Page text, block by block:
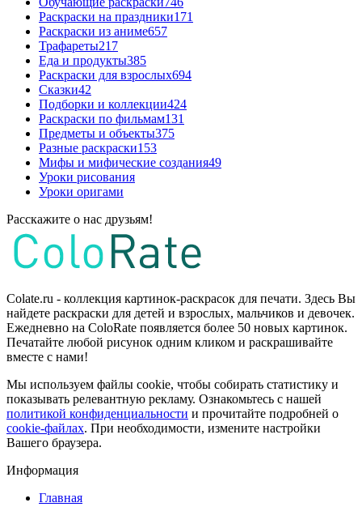
Раскраски на праздники171
Раскраски из аниме657
Трафареты217
Еда и продукты385
Раскраски для взрослых694
Сказки42
Подборки и коллекции424
Раскраски по фильмам131
Предметы и объекты375
Разные раскраски153
Мифы и мифические создания49
Уроки рисования
Уроки оригами
Расскажите о нас друзьям!
Colate.ru - коллекция картинок-раскрасок для печати. Здесь Вы
найдете раскраски для детей и взрослых, мальчиков и девочек.
Ежедневно на ColoRate появляется более 50 новых картинок.
Печатайте любой рисунок одним кликом и раскрашивайте
вместе с нами!
Мы используем файлы cookie, чтобы собирать статистику и
показывать релевантную рекламу. Ознакомьтесь с нашей
политикой конфиденциальности и прочитайте подробней о
cookie-файлах. При необходимости, измените настройки
Вашего браузера.
Информация
Главная